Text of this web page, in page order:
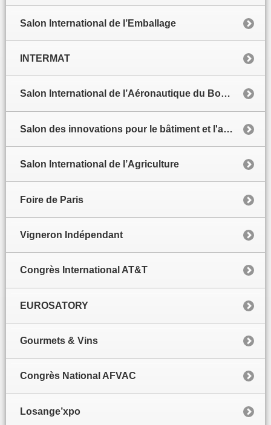
Salon International de l’Emballage
INTERMAT
Salon International de l’Aéronautique du Bourget
Salon des innovations pour le bâtiment et l'architecture
Salon International de l’Agriculture
Foire de Paris
Vigneron Indépendant
Congrès International AT&T
EUROSATORY
Gourmets & Vins
Congrès National AFVAC
Losange’xpo